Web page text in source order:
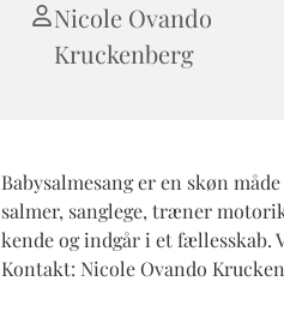
Nicole Ovando
Kruckenberg
Babysalmesang er en skøn
salmer, sanglege, træner
kende og indgår i et fællesskab.
Kontakt: Nicole Ovando